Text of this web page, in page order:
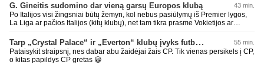
Dabar tik degredacija tavonžemyn, visu gražumu, 🤠 tu 😂😂😂 AI paklausk
kur smegenis pametei, gal pagaliau atrasi ir kaip tas pinokis gal žmogumi
pagaliau pavirsi, mors iš avino turbūt sunku bus išsivartyti, kaip patarimai
G. Gineitis sudomino dar vieną garsų Europos klubą 43 min.
Po Italijos visi žingsniai būtų žemyn, kol nebus pasiūlymų iš Premier lygos,
La Liga ar pačios Italijos (kitų klubų), net tam tikra prasme Vokietijos ar
belenkokius pasiūlymus teikti, nieko vertingo.
Tarp „Crystal Palace“ ir „Everton“ klubų įvyks futbolininkų mainai 55 min.
Pataisykit straipsnį, nes dabar abu žaidėjai žais CP. Tik vienas persikels į CP,
o kitas papildys CP gretas 😀